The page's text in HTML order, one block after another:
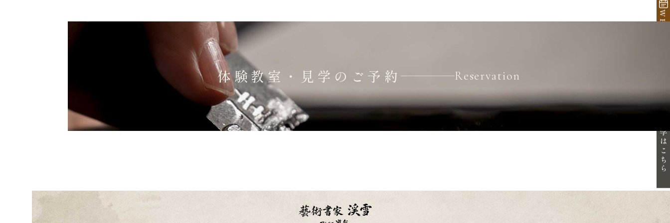
WEB予約
体験・見学はこちら
体験教室・見学のご予約 Reservation